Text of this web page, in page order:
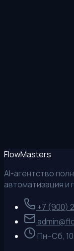
FlowMasters
AI-агентство
автоматизация и
+7 (900)
Пн–Сб,